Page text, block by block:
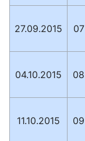
27.09.2015 07
04.10.2015 08
11.10.2015 09